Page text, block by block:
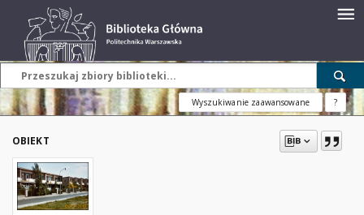
Wyszukiwanie zaawansowane ?
OBIEKT